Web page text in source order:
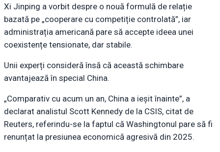
Xi Jinping a vorbit despre o nouă formulă de relație
bazată pe „cooperare cu competiție controlată”, iar
administrația americană pare să accepte ideea unei
coexistențe tensionate, dar stabile.
Unii experți consideră însă că această schimbare
avantajează în special China.
„Comparativ cu acum un an, China a ieșit înainte”, a
declarat analistul Scott Kennedy de la CSIS, citat de
Reuters, referindu-se la faptul că Washingtonul pare să fi
renunțat la presiunea economică agresivă din 2025.